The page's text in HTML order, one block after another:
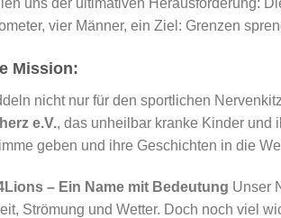
uns der ultimativen Herausforderung:
vier Männer, ein Ziel: Grenzen
Mission:
nicht nur für den sportlichen
e.V., das unheilbar kranke Kinder und
geben und ihre Geschichten in die
– Ein Name mit Bedeutung Unser
Strömung und Wetter. Doch noch viel